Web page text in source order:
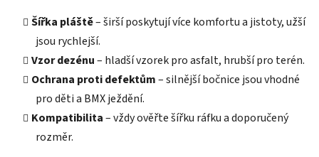
Šířka pláště– širší poskytují více komfortu a jistoty, užší
jsou rychlejší.
Vzor dezénu– hladší vzorek pro asfalt, hrubší pro terén.
Ochrana proti defektům– silnější bočnice jsou vhodné
pro děti a BMX ježdění.
Kompatibilita– vždy ověřte šířku ráfku a doporučený
rozměr.